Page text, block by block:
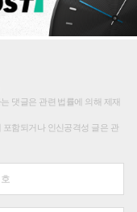
댓글은 관련 법률에 의해 제재
함되거나 인신공격성 글은 관